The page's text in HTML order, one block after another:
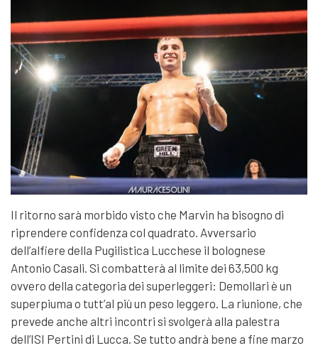
Il ritorno sarà morbido visto che Marvin ha bisogno di
riprendere confidenza col quadrato. Avversario
dell’alfiere della Pugilistica Lucchese il bolognese
Antonio Casali. Si combatterà al limite dei 63,500 kg
ovvero della categoria dei superleggeri: Demollari è un
superpiuma o tutt’al più un peso leggero. La riunione, che
prevede anche altri incontri si svolgerà alla palestra
dell’ISI Pertini di Lucca. Se tutto andrà bene a fine marzo